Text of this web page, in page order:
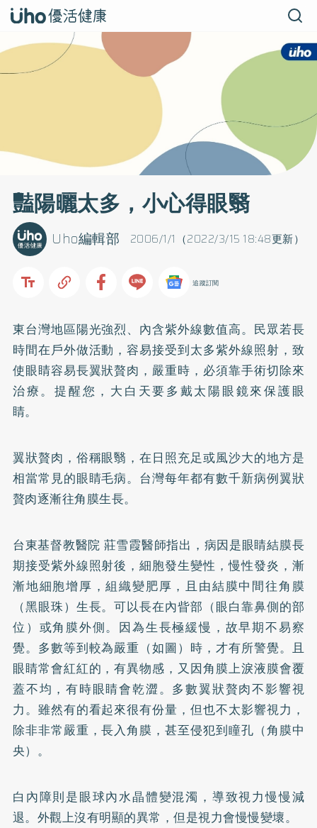
豔陽曬太多，小心得眼翳
2006/1/1（2022/3/15 18:48更新）
Uho編輯部
追蹤訂閱
東台灣地區陽光強烈、內含紫外線數值高。民眾若長
時間在戶外做活動，容易接受到太多紫外線照射，致
使眼睛容易長翼狀贅肉，嚴重時，必須靠手術切除來
治療。提醒您，大白天要多戴太陽眼鏡來保護眼
睛。
翼狀贅肉，俗稱眼翳，在日照充足或風沙大的地方是
相當常見的眼睛毛病。台灣每年都有數千新病例翼狀
贅肉逐漸往角膜生長。
台東基督教醫院 莊雪霞醫師指出，病因是眼睛結膜長
期接受紫外線照射後，細胞發生變性，慢性發炎，漸
漸地細胞增厚，組織變肥厚，且由結膜中間往角膜
（黑眼珠）生長。可以長在內眥部（眼白靠鼻側的部
位）或角膜外側。因為生長極緩慢，故早期不易察
覺。多數等到較為嚴重（如圖）時，才有所警覺。且
眼睛常會紅紅的，有異物感，又因角膜上淚液膜會覆
蓋不均，有時眼睛會乾澀。多數翼狀贅肉不影響視
力。雖然有的看起來很有份量，但也不太影響視力，
除非非常嚴重，長入角膜，甚至侵犯到瞳孔（角膜中
央）。
白內障則是眼球內水晶體變混濁，導致視力慢慢減
退。外觀上沒有明顯的異常，但是視力會慢慢變壞。